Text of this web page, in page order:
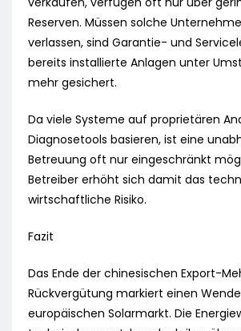
Reserven. Müssen solche
verlassen, sind Garantie- und
bereits installierte Anlagen unter
mehr gesichert.
Da viele Systeme auf proprietären
Diagnosetools basieren, ist eine
Betreuung oft nur eingeschränkt
Betreiber erhöht sich damit das
wirtschaftliche Risiko.
Fazit
Das Ende der chinesischen Export-
Rückvergütung markiert einen
europäischen Solarmarkt. Die